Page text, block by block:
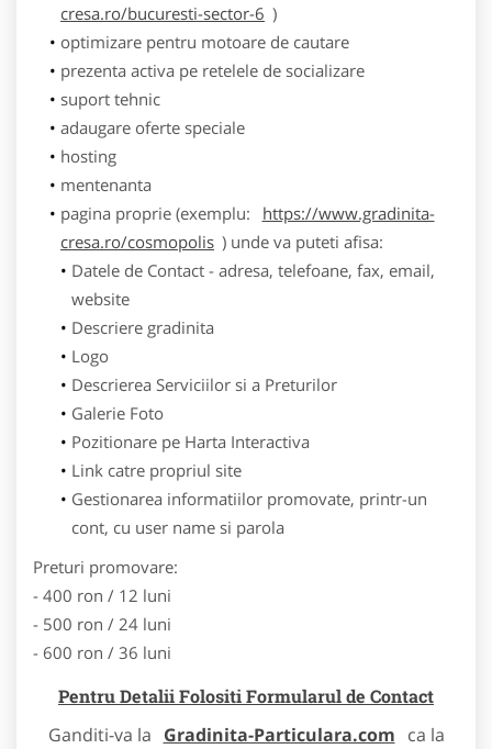
cresa.ro/bucuresti-sector-6 )
optimizare pentru motoare de cautare
prezenta activa pe retelele de socializare
suport tehnic
adaugare oferte speciale
hosting
mentenanta
pagina proprie (exemplu:
https://www.gradinita-
cresa.ro/cosmopolis ) unde va puteti afisa:
Datele de Contact - adresa, telefoane, fax, email,
website
Descriere gradinita
Logo
Descrierea Serviciilor si a Preturilor
Galerie Foto
Pozitionare pe Harta Interactiva
Link catre propriul site
Gestionarea informatiilor promovate, printr-un
cont, cu user name si parola
Preturi promovare:
- 400 ron / 12 luni
- 500 ron / 24 luni
- 600 ron / 36 luni
Pentru Detalii Folositi Formularul de Contact
Ganditi-va la Gradinita-Particulara.com ca la